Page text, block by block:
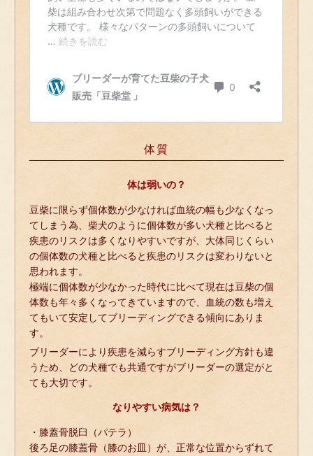
体質
体は弱いの？
豆柴に限らず個体数が少なければ血統の幅も少なくなっ
てしまう為、柴犬のように個体数が多い犬種と比べると
疾患のリスクは多くなりやすいですが、大体同じくらい
の個体数の犬種と比べると疾患のリスクは変わりないと
思われます。
極端に個体数が少なかった時代に比べて現在は豆柴の個
体数も年々多くなってきていますので、血統の数も増え
てもいて安定してブリーディングできる傾向にありま
す。
ブリーダーにより疾患を減らすブリーディング方針も違
うため、どの犬種でも共通ですがブリーダーの選定がと
ても大切です。
なりやすい病気は？
・膝蓋骨脱臼（パテラ）
後ろ足の膝蓋骨（膝のお皿）が、正常な位置からずれて